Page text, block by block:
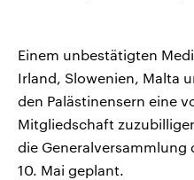
Einem unbestätigten
Irland, Slowenien, Malta
den Palästinensern eine
Mitgliedschaft
die Generalversammlung
10. Mai geplant.